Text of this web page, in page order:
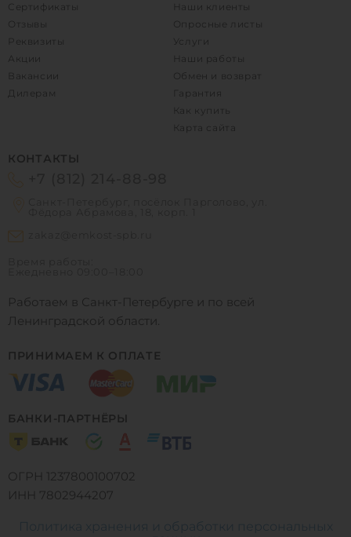
Сертификаты
Реквизиты
Акции
Вакансии
Дилерам
Наши клиенты
Опросные листы
Услуги
Наши работы
Обмен и возврат
Гарантия
Как купить
Карта сайта
ПРИНИМАЕМ К ОПЛАТЕ
БАНКИ-ПАРТНЁРЫ
ОГРН 1237800100702
ИНН 7802944207
КОНТАКТЫ
Работаем в Санкт-Петербурге и по всей
Ленинградской области.